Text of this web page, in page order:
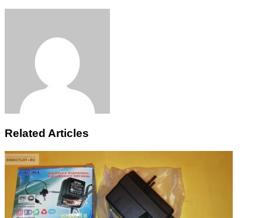
Related Articles